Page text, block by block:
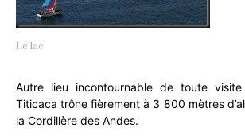
Le lac
Autre lieu incontournable de toute
Titicaca trône fièrement à 3 800 mètres
la Cordillère des Andes.